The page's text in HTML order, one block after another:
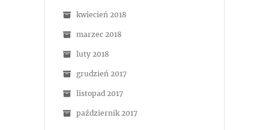
kwiecień 2018
marzec 2018
luty 2018
grudzień 2017
listopad 2017
październik 2017